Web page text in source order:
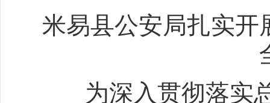
米易县公安局扎实开
为深入贯彻落实总